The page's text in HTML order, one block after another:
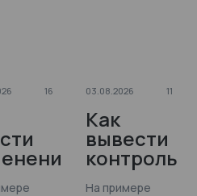
16
по
03.08.2026 11
Как
вывести
контроль
планируе
На примере